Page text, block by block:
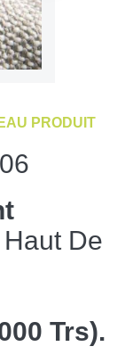
PRODUIT
Haut De
Trs).